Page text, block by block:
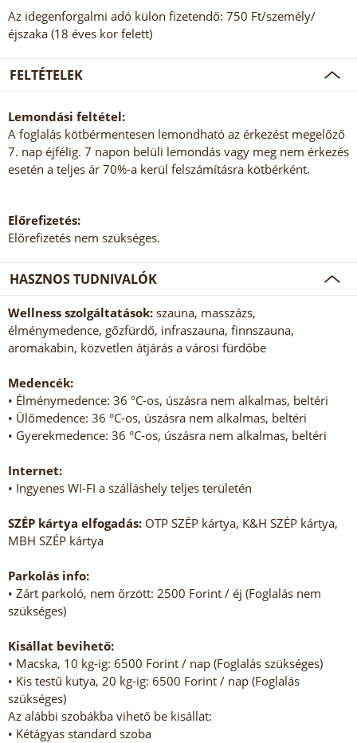
Az idegenforgalmi adó külön fizetendő: 750 Ft/személy/
éjszaka (18 éves kor felett)
FELTÉTELEK
Lemondási feltétel:
A foglalás kötbérmentesen lemondható az érkezést megelőző
7. nap éjfélig. 7 napon belüli lemondás vagy meg nem érkezés
esetén a teljes ár 70%-a kerül felszámításra kötbérként.
Előrefizetés:
Előrefizetés nem szükséges.
HASZNOS TUDNIVALÓK
Wellness szolgáltatások: szauna, masszázs,
élménymedence, gőzfürdő, infraszauna, finnszauna,
aromakabin, közvetlen átjárás a városi fürdőbe
Medencék:
• Élménymedence: 36 °C-os, úszásra nem alkalmas, beltéri
• Ülőmedence: 36 °C-os, úszásra nem alkalmas, beltéri
• Gyerekmedence: 36 °C-os, úszásra nem alkalmas, beltéri
Internet:
• Ingyenes WI-FI a szálláshely teljes területén
SZÉP kártya elfogadás: OTP SZÉP kártya, K&H SZÉP kártya,
MBH SZÉP kártya
Parkolás info:
• Zárt parkoló, nem őrzött: 2500 Forint / éj (Foglalás nem
szükséges)
Kisállat bevihető:
• Macska, 10 kg-ig: 6500 Forint / nap (Foglalás szükséges)
• Kis testű kutya, 20 kg-ig: 6500 Forint / nap (Foglalás
szükséges)
Az alábbi szobákba vihető be kisállat:
• Kétágyas standard szoba